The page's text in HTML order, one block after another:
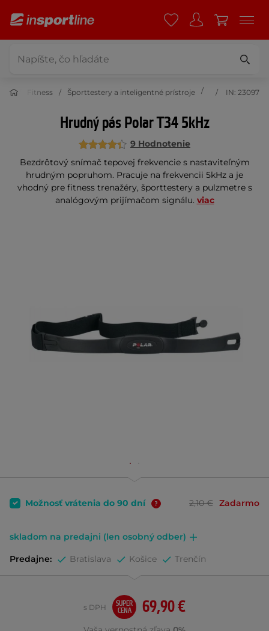
Fitness Športtestery a inteligentné prístroje IN: 23097
Hrudný pás Polar T34 5kHz
9 Hodnotenie
Bezdrôtový snímač tepovej frekvencie s nastaviteľným
hrudným popruhom. Pracuje na frekvencii 5kHz a je
vhodný pre fitness trenažéry, športtestery a pulzmetre s
analógovým prijímačom signálu. viac
Možnosť vrátenia do 90 dní 2,10 € Zadarmo
skladom na predajni (len osobný odber)
Predajne: Bratislava Košice Trenčín
69,90 €
s DPH
SUPER
CENA